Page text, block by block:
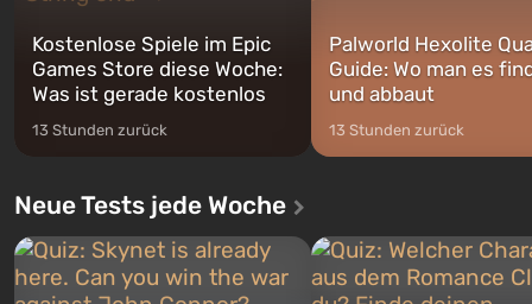
Kostenlose Spiele im Epic
Games Store diese Woche:
Was ist gerade kostenlos
13 Stunden zurück
Palworld Hexolite
Guide: Wo man es
und abbaut
13 Stunden zurück
Neue Tests jede Woche